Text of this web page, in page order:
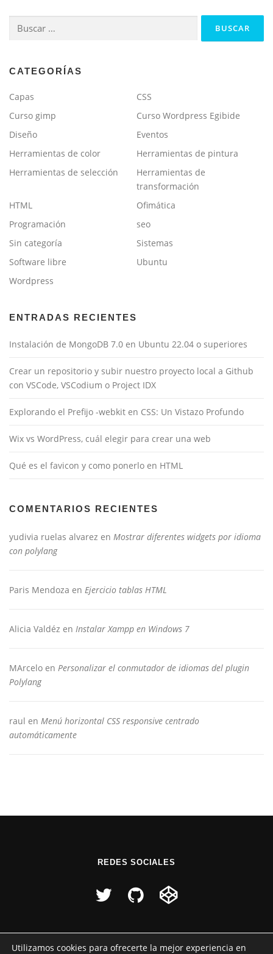
Buscar:
CATEGORÍAS
Capas
CSS
Curso gimp
Curso Wordpress Egibide
Diseño
Eventos
Herramientas de color
Herramientas de pintura
Herramientas de selección
Herramientas de
transformación
HTML
Ofimática
Programación
seo
Sin categoría
Sistemas
Software libre
Ubuntu
Wordpress
ENTRADAS RECIENTES
Instalación de MongoDB 7.0 en Ubuntu 22.04 o superiores
Crear un repositorio y subir nuestro proyecto local a Github
con VSCode, VSCodium o Project IDX
Explorando el Prefijo -webkit en CSS: Un Vistazo Profundo
Wix vs WordPress, cuál elegir para crear una web
Qué es el favicon y como ponerlo en HTML
COMENTARIOS RECIENTES
yudivia ruelas alvarez en Mostrar diferentes widgets por idioma
con polylang
Paris Mendoza en Ejercicio tablas HTML
Alicia Valdéz en Instalar Xampp en Windows 7
MArcelo en Personalizar el conmutador de idiomas del plugin
Polylang
raul en Menú horizontal CSS responsive centrado
automáticamente
REDES SOCIALES
Utilizamos cookies para ofrecerte la mejor experiencia en